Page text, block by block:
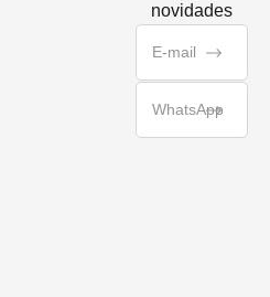
novidades